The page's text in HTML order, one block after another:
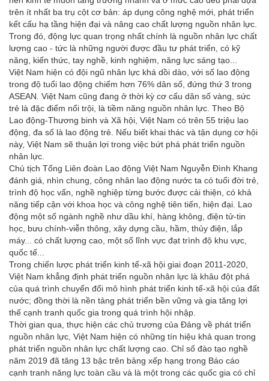
trên ít nhất ba trụ cột cơ bản: áp dụng công nghệ mới, phát triển
kết cấu hạ tầng hiện đại và nâng cao chất lượng nguồn nhân lực.
Trong đó, động lực quan trọng nhất chính là nguồn nhân lực chất
lượng cao - tức là những người được đầu tư phát triển, có kỹ
năng, kiến thức, tay nghề, kinh nghiệm, năng lực sáng tạo...
Việt Nam hiện có đội ngũ nhân lực khá dồi dào, với số lao động
trong độ tuổi lao động chiếm hơn 76% dân số, đứng thứ 3 trong
ASEAN. Việt Nam cũng đang ở thời kỳ cơ cấu dân số vàng, sức
trẻ là đặc điểm nổi trội, là tiềm năng nguồn nhân lực. Theo Bộ
Lao động-Thương binh và Xã hội, Việt Nam có trên 55 triệu lao
động, đa số là lao động trẻ. Nếu biết khai thác và tận dụng cơ hội
này, Việt Nam sẽ thuận lợi trong việc bứt phá phát triển nguồn
nhân lực.
Chủ tịch Tổng Liên đoàn Lao động Việt Nam Nguyễn Đình Khang
đánh giá, nhìn chung, công nhân lao động nước ta có tuổi đời trẻ,
trình độ học vấn, nghề nghiệp từng bước được cải thiện, có khả
năng tiếp cận với khoa học và công nghệ tiên tiến, hiện đại. Lao
động một số ngành nghề như dầu khí, hàng không, điện tử-tin
học, bưu chính-viễn thông, xây dựng cầu, hầm, thủy điện, lắp
máy... có chất lượng cao, một số lĩnh vực đạt trình độ khu vực,
quốc tế...
Trong chiến lược phát triển kinh tế-xã hội giai đoạn 2011-2020,
Việt Nam khẳng định phát triển nguồn nhân lực là khâu đột phá
của quá trình chuyển đổi mô hình phát triển kinh tế-xã hội của đất
nước; đồng thời là nền tảng phát triển bền vững và gia tăng lợi
thế cạnh tranh quốc gia trong quá trình hội nhập.
Thời gian qua, thực hiện các chủ trương của Đảng về phát triển
nguồn nhân lực, Việt Nam hiện có những tín hiệu khả quan trong
phát triển nguồn nhân lực chất lượng cao. Chỉ số đào tạo nghề
năm 2019 đã tăng 13 bậc trên bảng xếp hạng trong Báo cáo
cạnh tranh năng lực toàn cầu và là một trong các quốc gia có chỉ